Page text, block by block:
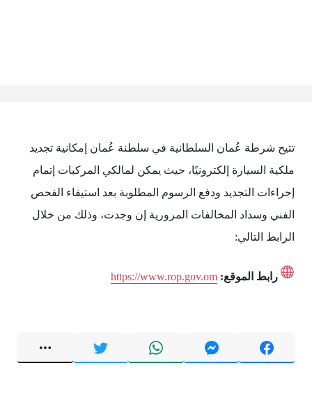
تتيح شرطة عُمان السلطانية في سلطنة عُمان إمكانية تجديد
ملكية السيارة إلكترونيًا، حيث يمكن لمالكي المركبات إتمام
إجراءات التجديد ودفع الرسوم المطلوبة بعد استيفاء الفحص
الفني وسداد المخالفات المرورية إن وجدت، وذلك من خلال
الرابط التالي:
رابط الموقع: https://www.rop.gov.om